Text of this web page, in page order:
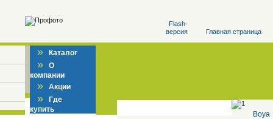
Flash-
версия
Главная страница
» Каталог
» О
компании
» Акции
» Где
купить
Boya